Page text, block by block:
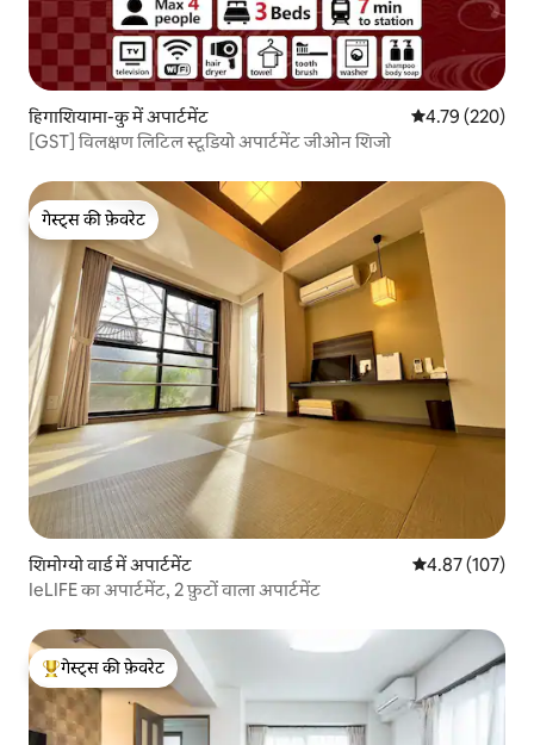
हिगाशियामा-कु में अपार्टमेंट औसत रेटिंग 5 में से
4.79 (220)
[GST] विलक्षण लिटिल स्टूडियो अपार्टमेंट जीओन शिजो
गेस्ट्स की फ़ेवरेट
गेस्ट्स की फ़ेवरेट
शिमोग्यो वार्ड में अपार्टमेंट औसत रेटिंग 5 में से
4.87 (107)
IeLIFE का अपार्टमेंट, 2 फ़ुटों वाला अपार्टमेंट
गेस्ट्स का टॉप फ़ेवरेट
गेस्ट्स की फ़ेवरेट